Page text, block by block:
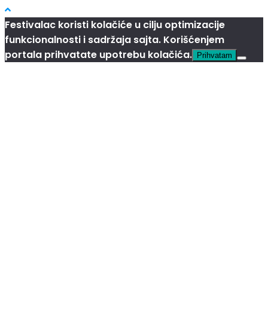
Festivalac koristi kolačiće u cilju optimizacije
funkcionalnosti i sadržaja sajta. Korišćenjem
portala prihvatate upotrebu kolačića.
Prihvatam